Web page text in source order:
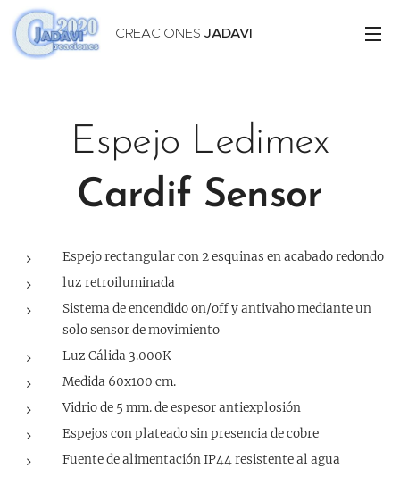
CREACIONES JADAVI
Espejo Ledimex
Cardif Sensor
Espejo rectangular con 2 esquinas en acabado redondo
luz retroiluminada
Sistema de encendido on/off y antivaho mediante un
solo sensor de movimiento
Luz Cálida 3.000K
Medida 60x100 cm.
Vidrio de 5 mm. de espesor antiexplosión
Espejos con plateado sin presencia de cobre
Fuente de alimentación IP44 resistente al agua